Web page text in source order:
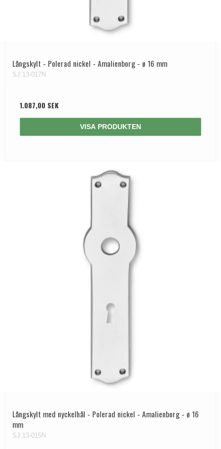
Långskylt - Polerad nickel - Amalienborg - ø 16 mm
SJ.13-017N
1.087,00 SEK
VISA PRODUKTEN
Långskylt med nyckelhål - Polerad nickel - Amalienborg - ø 16
mm
SJ.13-015N